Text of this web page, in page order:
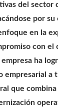
del sector
por su
en la
con el
empresa ha
empresarial a
que